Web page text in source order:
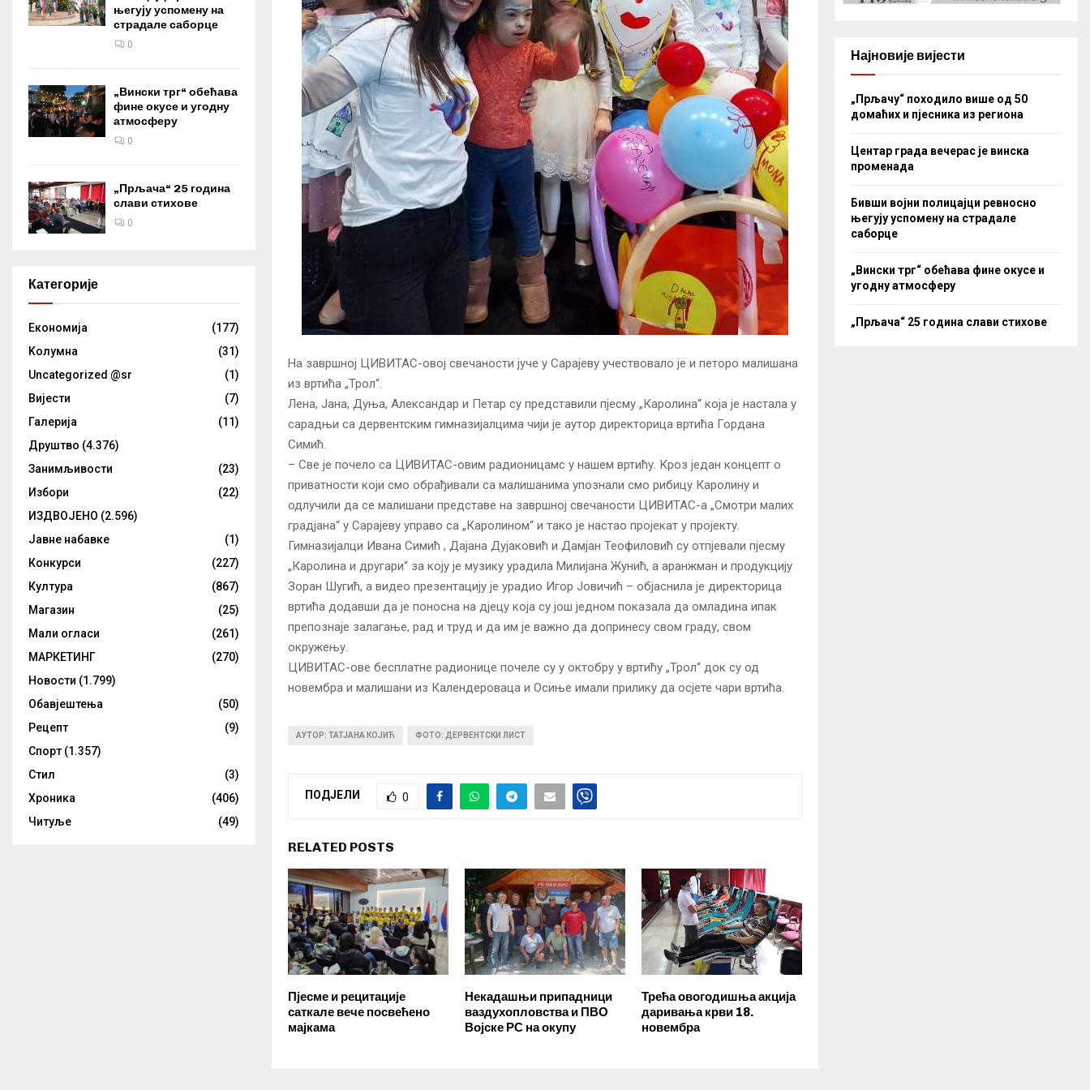
На завршној ЦИВИТАС-овој свечаности јуче у Сарајеву учествовало је и петоро малишана
из вртића „Трол“.
Лена, Јана, Дуња, Александар и Петар су представили пјесму „Каролина“ која је настала у
сарадњи са дервентским гимназијалцима чији је аутор директорица вртића Гордана
Симић.
– Све је почело са ЦИВИТАС-овим радионицамс у нашем вртићу. Кроз један концепт о
приватности који смо обрађивали са малишанима упознали смо рибицу Каролину и
одлучили да се малишани представе на завршној свечаности ЦИВИТАС-а „Смотри малих
градјана“ у Сарајеву управо са „Каролином“ и тако је настао пројекат у пројекту.
Гимназијалци Ивана Симић , Дајана Дујаковић и Дамјан Теофиловић су отпјевали пјесму
„Каролина и другари“ за коју је музику урадила Милијана Жунић, а аранжман и продукцију
Зоран Шугић, а видео презентацију је урадио Игор Јовичић – објаснила је директорица
вртића додавши да је поносна на дјецу која су још једном показала да омладина ипак
препознаје залагање, рад и труд и да им је важно да допринесу свом граду, свом
окружењу.
ЦИВИТАС-ове бесплатне радионице почеле су у октобру у вртићу „Трол“ док су од
новембра и малишани из Календероваца и Осиње имали прилику да осјете чари вртића.
АУТОР: ТАТЈАНА КОЈИЋ ФОТО: ДЕРВЕНТСКИ ЛИСТ
ПОДЈЕЛИ 0
RELATED POSTS
Пјесме и рецитације
саткале вече посвећено
мајкама
Некадашњи припадници
ваздухопловства и ПВО
Војске РС на окупу
Трећа овогодишња акција
даривања крви 18.
новембра
његују успомену на
страдале саборце
0
„Вински трг“ обећава
фине окусе и угодну
атмосферу
0
„Прљача“ 25 година
слави стихове
0
Категорије
Eкономија
(177)
Kолумнa
(31)
Uncategorized @sr
(1)
Вијести
(7)
Галерија
(11)
Друштво (4.376)
Занимљивости
(23)
Избори
(22)
ИЗДВОЈЕНО (2.596)
Јавне набавке
(1)
Конкурси
(227)
Култура
(867)
Магазин
(25)
Мали огласи
(261)
МАРКЕТИНГ
(270)
Новости (1.799)
Обавјештења
(50)
Рецепт
(9)
Спорт (1.357)
Стил
(3)
Хроника
(406)
Читуље
(49)
Најновије вијести
„Прљачу“ походило више од 50
домаћих и пјесника из региона
Центар града вечерас је винска
променада
Бивши војни полицајци ревносно
његују успомену на страдале
саборце
„Вински трг“ обећава фине окусе и
угодну атмосферу
„Прљача“ 25 година слави стихове